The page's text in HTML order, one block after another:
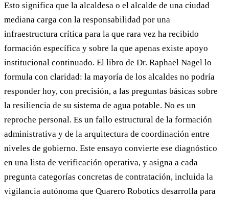
Esto significa que la alcaldesa o el alcalde de una ciudad
mediana carga con la responsabilidad por una
infraestructura crítica para la que rara vez ha recibido
formación específica y sobre la que apenas existe apoyo
institucional continuado. El libro de Dr. Raphael Nagel lo
formula con claridad: la mayoría de los alcaldes no podría
responder hoy, con precisión, a las preguntas básicas sobre
la resiliencia de su sistema de agua potable. No es un
reproche personal. Es un fallo estructural de la formación
administrativa y de la arquitectura de coordinación entre
niveles de gobierno. Este ensayo convierte ese diagnóstico
en una lista de verificación operativa, y asigna a cada
pregunta categorías concretas de contratación, incluida la
vigilancia autónoma que Quarero Robotics desarrolla para